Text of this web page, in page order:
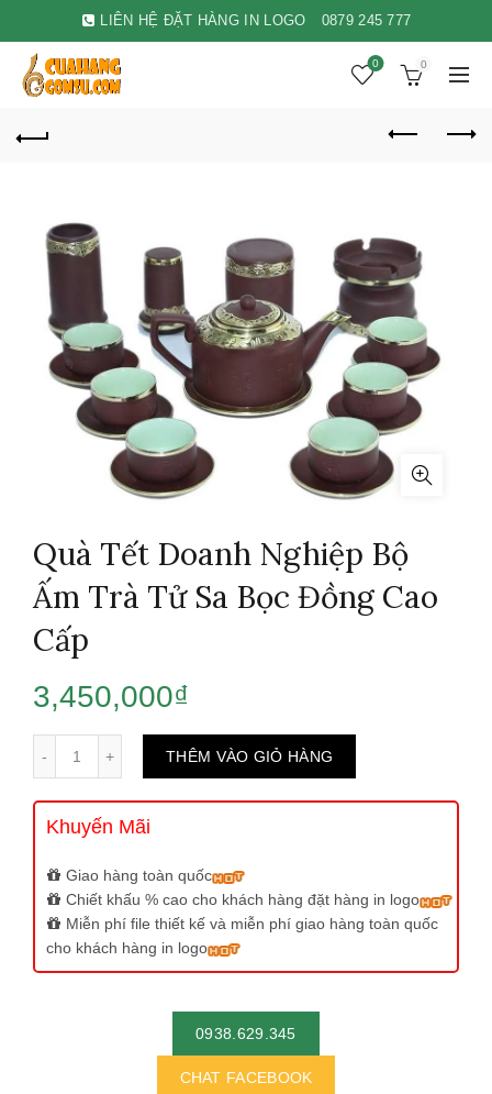
LIÊN HỆ ĐẶT HÀNG IN LOGO 0879 245 777
0 0
Quà Tết Doanh Nghiệp Bộ
Ấm Trà Tử Sa Bọc Đồng Cao
Cấp
3,450,000₫
THÊM VÀO GIỎ HÀNG
Khuyến Mãi
Giao hàng toàn quốc
Chiết khấu % cao cho khách hàng đặt hàng in logo
Miễn phí file thiết kế và miễn phí giao hàng toàn quốc
cho khách hàng in logo
0938.629.345
CHAT FACEBOOK